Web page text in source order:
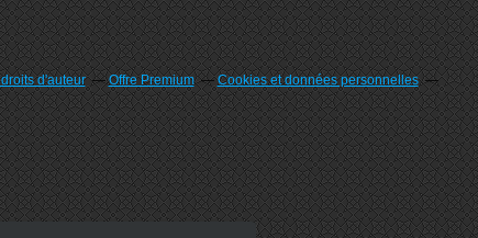
d'auteur Offre Premium
Cookies et données personnelles